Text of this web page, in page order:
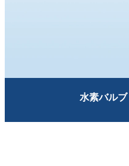
水素バルブ